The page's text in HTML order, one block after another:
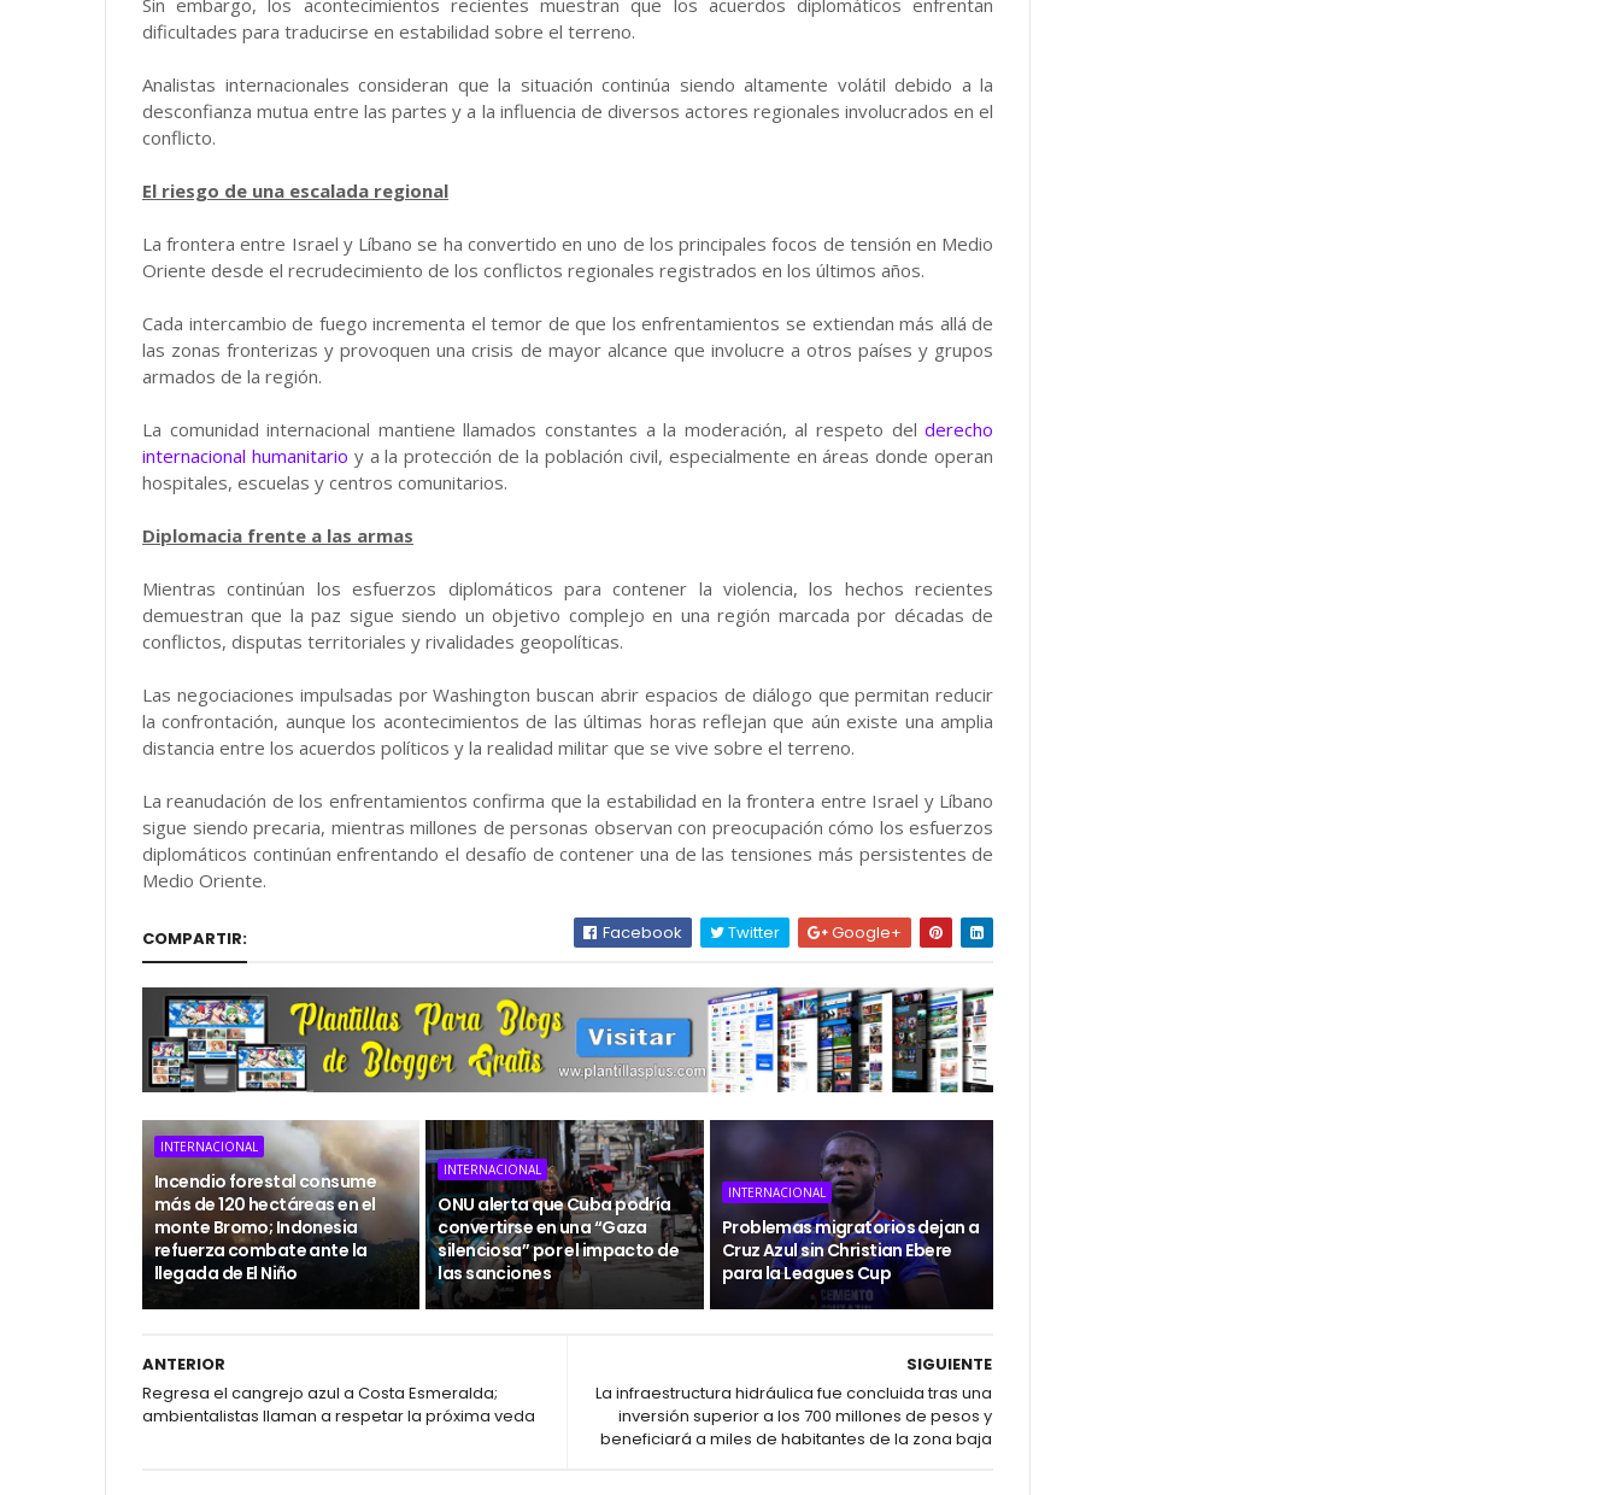
dificultades para traducirse en estabilidad sobre el terreno.
Analistas internacionales consideran que la situación continúa siendo altamente volátil debido a la
desconfianza mutua entre las partes y a la influencia de diversos actores regionales involucrados en el
conflicto.
El riesgo de una escalada regional
La frontera entre Israel y Líbano se ha convertido en uno de los principales focos de tensión en Medio
Oriente desde el recrudecimiento de los conflictos regionales registrados en los últimos años.
Cada intercambio de fuego incrementa el temor de que los enfrentamientos se extiendan más allá de
las zonas fronterizas y provoquen una crisis de mayor alcance que involucre a otros países y grupos
armados de la región.
La comunidad internacional mantiene llamados constantes a la moderación, al respeto delderecho
internacional humanitario y a la protección de la población civil, especialmente en áreas donde operan
hospitales, escuelas y centros comunitarios.
Diplomacia frente a las armas
Mientras continúan los esfuerzos diplomáticos para contener la violencia, los hechos recientes
demuestran que la paz sigue siendo un objetivo complejo en una región marcada por décadas de
conflictos, disputas territoriales y rivalidades geopolíticas.
Las negociaciones impulsadas por Washington buscan abrir espacios de diálogo que permitan reducir
la confrontación, aunque los acontecimientos de las últimas horas reflejan que aún existe una amplia
distancia entre los acuerdos políticos y la realidad militar que se vive sobre el terreno.
La reanudación de los enfrentamientos confirma que la estabilidad en la frontera entre Israel y Líbano
sigue siendo precaria, mientras millones de personas observan con preocupación cómo los esfuerzos
diplomáticos continúan enfrentando el desafío de contener una de las tensiones más persistentes de
Medio Oriente.
COMPARTIR: Facebook Twitter Google+
INTERNACIONAL
Incendio forestal consume
más de 120 hectáreas en el
monte Bromo; Indonesia
refuerza combate ante la
llegada de El Niño
INTERNACIONAL
ONU alerta que Cuba podría
convertirse en una “Gaza
silenciosa” por el impacto de
las sanciones
INTERNACIONAL
Problemas migratorios dejan a
Cruz Azul sin Christian Ebere
para la Leagues Cup
SIGUIENTE
La infraestructura hidráulica fue concluida tras una
inversión superior a los 700 millones de pesos y
beneficiará a miles de habitantes de la zona baja
ANTERIOR
Regresa el cangrejo azul a Costa Esmeralda;
ambientalistas llaman a respetar la próxima veda